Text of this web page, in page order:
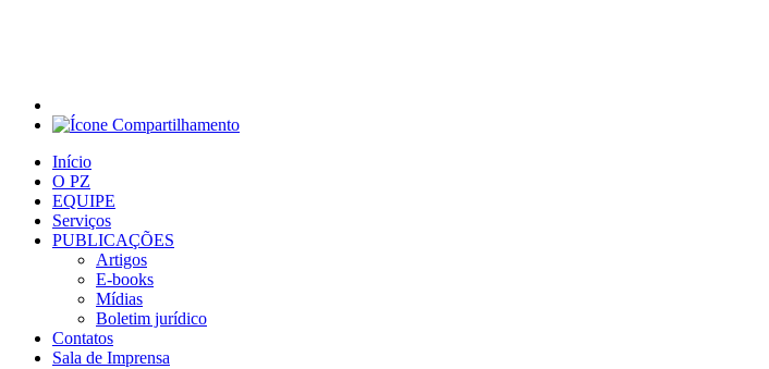
Início
O PZ
EQUIPE
Serviços
PUBLICAÇÕES
Artigos
E-books
Mídias
Boletim jurídico
Contatos
Sala de Imprensa